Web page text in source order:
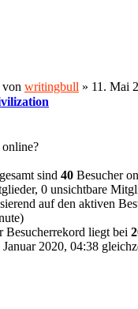
von writingbull » 11. Mai
sind 40 Besucher
0 unsichtbare
auf den aktiven
Besucherrekord liegt bei
Januar 2020, 04:38